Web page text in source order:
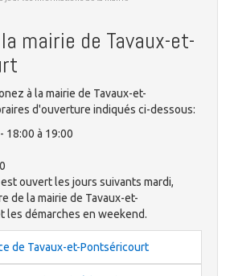
mairie de Tavaux-et-
à la mairie de Tavaux-et-
d'ouverture indiqués ci-dessous:
18:00 à 19:00
ouvert les jours suivants mardi,
de la mairie de Tavaux-et-
les démarches en weekend.
de Tavaux-et-Pontséricourt